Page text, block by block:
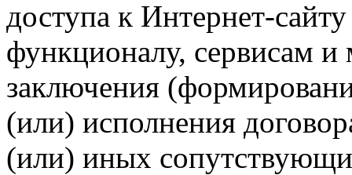
доступа к Интернет-
функционалу, сервисам и
заключения
(или) исполнения
(или) иных